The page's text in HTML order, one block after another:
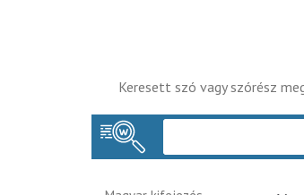
Keresett szó vagy szórész